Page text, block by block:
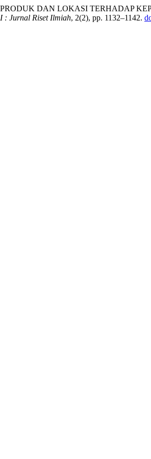
PRODUK DAN LOKASI TERHADAP
: Jurnal Riset Ilmiah, 2(2), pp. 1132–1142.